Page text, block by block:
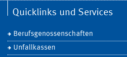
Quicklinks und Services
Berufsgenossenschaften
Unfallkassen